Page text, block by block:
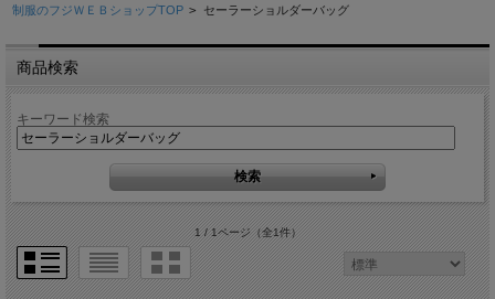
制服のフジＷＥＢショップTOP > セーラーショルダーバッグ
商品検索
キーワード検索
1 / 1ページ（全1件）